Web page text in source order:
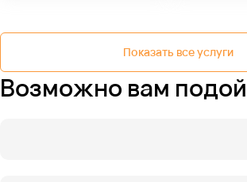
Показать все услуги
Возможно вам